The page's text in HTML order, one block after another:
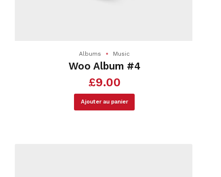
Albums Music
Woo Album #4
£9.00
Ajouter au panier